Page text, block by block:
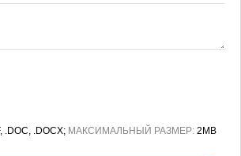
.DOC, .DOCX; МАКСИМАЛЬНЫЙ РАЗМЕР: 2MB